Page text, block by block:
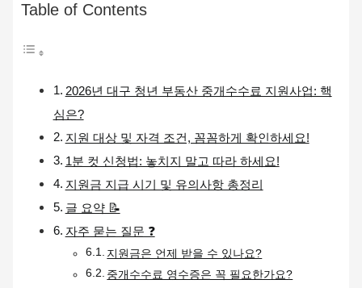
Table of Contents
2026년 대구 청년 부동산 중개수수료 지원사업: 핵
심은?
지원 대상 및 자격 조건, 꼼꼼하게 확인하세요!
1분 컷 신청법: 놓치지 말고 따라 하세요!
지원금 지급 시기 및 유의사항 총정리
글 요약 📝
자주 묻는 질문 ❓
지원금은 언제 받을 수 있나요?
중개수수료 영수증은 꼭 필요한가요?